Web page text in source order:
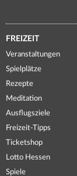
FREIZEIT
Veranstaltungen
Spielplätze
Rezepte
Meditation
Ausflugsziele
Freizeit-Tipps
Ticketshop
Lotto Hessen
Spiele